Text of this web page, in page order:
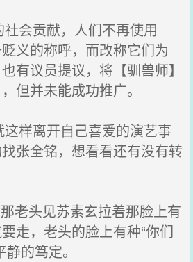
会贡献，人们不再使用
贬义的称呼，而改称它们为
有议员提议，将【驯兽师】
但并未能成功推广。
样离开自己喜爱的演艺事
张全铭，想看看还有没有转
老头见苏素玄拉着那脸上有
走，老头的脸上有种“你们
的笃定。